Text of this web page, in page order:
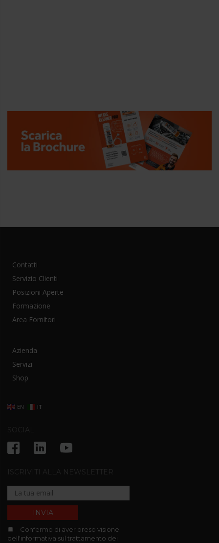
Contatti
Servizio Clienti
Posizioni Aperte
Formazione
Area Fornitori
Azienda
Servizi
Shop
EN IT
SOCIAL
ISCRIVITI ALLA NEWSLETTER
Confermo di aver preso visione
dell'informativa sul trattamento dei